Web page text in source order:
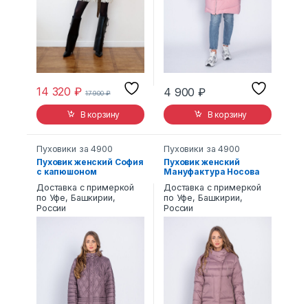
14 320₽ 17 900₽
В корзину
4 900₽
В корзину
Пуховики за 4900
Пуховик женский София
с капюшоном
Доставка с примеркой
по Уфе, Башкирии,
России
Пуховики за 4900
Пуховик женский
Мануфактура Носова
бежевый
Доставка с примеркой
по Уфе, Башкирии,
России